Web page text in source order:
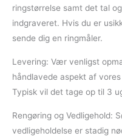
ringstørrelse samt det tal
indgraveret. Hvis du er
sende dig en ringmåler.
Levering: Vær venligst
håndlavede aspekt af
Typisk vil det tage op til 3
Rengøring og Vedligehold:
vedligeholdelse er stadig